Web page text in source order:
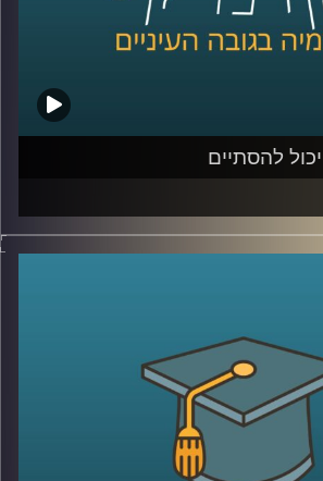
כה פופולארית, אולי כדאי
?
להסתיים
פרופסור עירן הלפרין,
הגדיר רגשות שחווים
ובחן מה קורה כשמגבירים חלק
את תדירותם של אחרים.
להבין מה מניע אותנו, לאיזה
ללמד אותנו. מאמינים שאנשים